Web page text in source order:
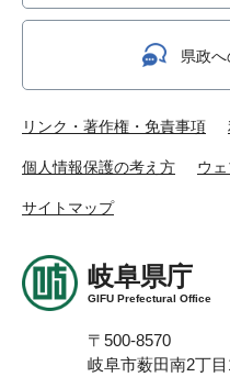
県政
リンク・著作権・免責事項
個人情報保護の考え方 ウ
サイトマップ
岐阜県庁
GIFU Prefectural Office
〒500-8570
岐阜市薮田南2丁